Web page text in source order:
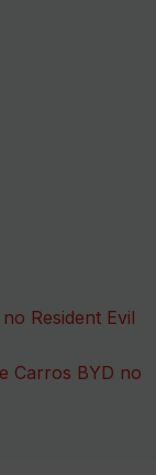
Resident Evil
Carros BYD no